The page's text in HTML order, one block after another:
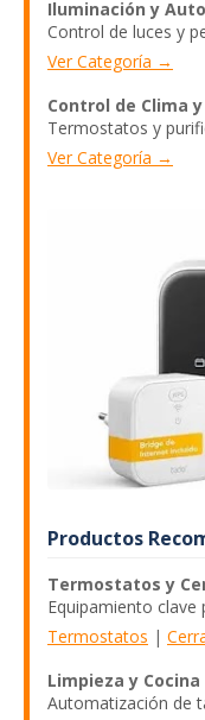
Iluminación y
Control de luces y
Ver Categoría →
Control de Clima
Termostatos y
Ver Categoría →
Productos
Termostatos y
Equipamiento
Termostatos |
Limpieza y Cocina
Automatización de